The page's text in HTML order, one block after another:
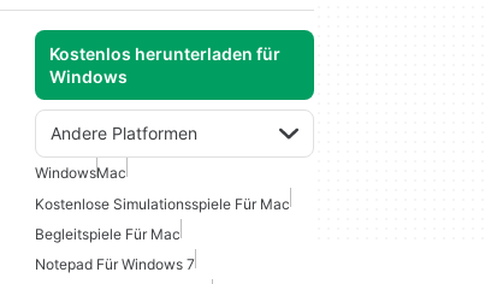
Kostenlos herunterladen für
Windows
Andere Platformen
WindowsMac
Kostenlose Simulationsspiele Für Mac
Begleitspiele Für Mac
Notepad Für Windows 7